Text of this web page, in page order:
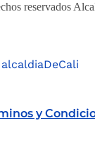
reservados
alcaldiaDeCali
y